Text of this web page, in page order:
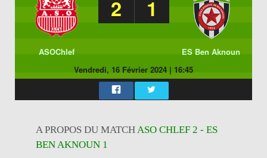
2 1
ASOChlef
ES Ben Aknoun
Vendredi, 16 Février 2024 | 16:45
A PROPOS DU MATCHASO CHLEF 2 - ES
BEN AKNOUN 1